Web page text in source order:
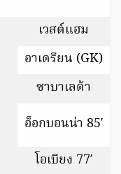
เวสต์แฮม
อาเดรียน (GK)
ซาบาเลต้า
อ็อกบอนน่า 85′
โอเบียง 77′